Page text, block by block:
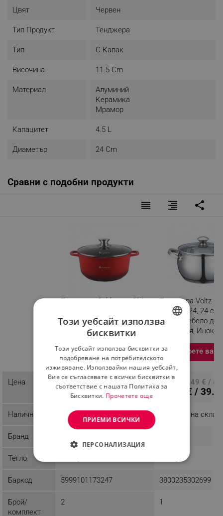
Цвят Червен
Тип Продукт Тенджера
Тип С Капак
Височина 11.5 Cm
Материал
Алуминий
Керамика
Мрамор
Капацитет 4.5 L
Диаметър 24 Cm
Сравни с подобни продукти
reorder format_align_right share
Тенджера Goldmann GM-
Мраморно покритие,
Стъклен капак с отвор
Червен
Разглеждате този
продукт
Тенджера Voltz
V51210G24, 24
литра, Дебело
Индукция, Инокс
Изберете
Цена 28.58 € / 55.90 лв. ПЦД: 24.49 € /
20.40 € /
Наличност Последни бройки Налично на склад
Бранд
Тегло
Баркод 5999101173247 3800235302699
Брой/
комплект
2 1
Този уебсайт използва
бисквитки
Този уебсайт използва бисквитки за
подобряване на потребителското
изживяване. Използвайки нашия уебсайт,
Вие се съгласявате с всички бисквитки в
съответствие с нашата Политика за
Бисквитки. Прочетете още
ПРИЕМИ ВСИЧКИ
ПЕРСОНАЛИЗАЦИЯ
СТРОГО НЕОБХОДИМО
ЕФЕКТИВНОСТ
ТАРГЕТИРАНЕ